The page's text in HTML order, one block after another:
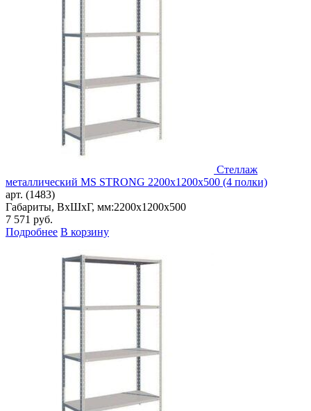
Стеллаж
металлический MS STRONG 2200x1200x500 (4 полки)
арт. (1483)
Габариты, ВxШxГ, мм:2200x1200x500
7 571 руб.
Подробнее В корзину